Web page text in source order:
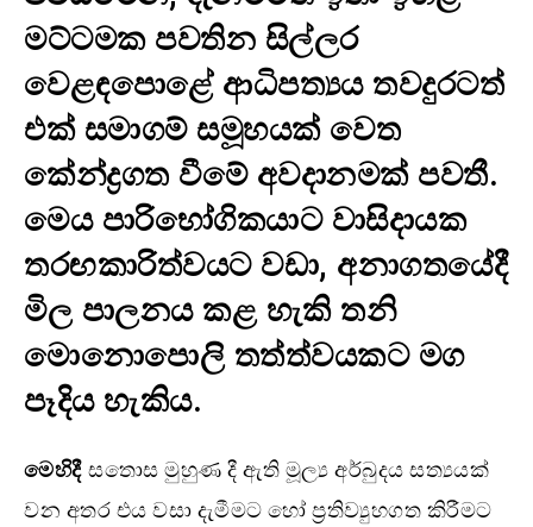
මට්ටමක පවතින සිල්ලර
වෙළඳපොළේ ආධිපත්‍යය තවදුරටත්
එක් සමාගම් සමූහයක් වෙත
කේන්ද්‍රගත වීමේ අවදානමක් පවතී.
මෙය පාරිභෝගිකයාට වාසිදායක
තරඟකාරිත්වයට වඩා, අනාගතයේදී
මිල පාලනය කළ හැකි තනි
මොනොපොලි තත්ත්වයකට මග
පෑදිය හැකිය.
මෙහිදීසතොස මුහුණ දී ඇති මූල්‍ය අර්බුදය සත්‍යයක්
වන අතර එය වසා දැමීමට හෝ ප්‍රතිව්‍යුහගත කිරීමට